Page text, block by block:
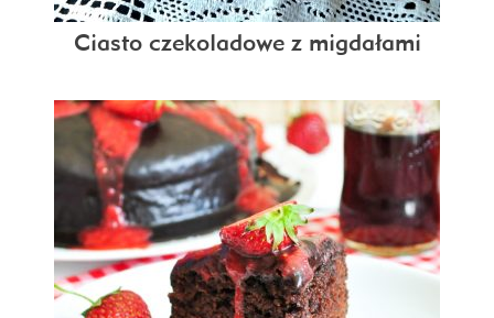
Ciasto czekoladowe z migdałami